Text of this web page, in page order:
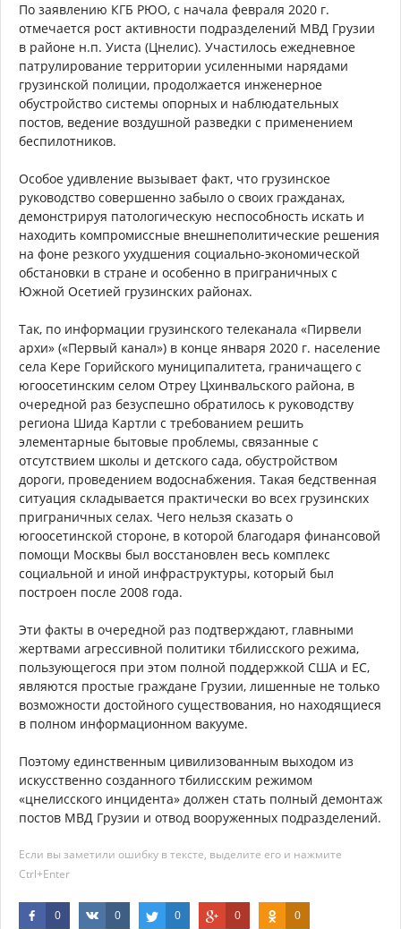
По заявлению КГБ РЮО, с начала февраля 2020 г.
отмечается рост активности подразделений МВД Грузии
в районе н.п. Уиста (Цнелис). Участилось ежедневное
патрулирование территории усиленными нарядами
грузинской полиции, продолжается инженерное
обустройство системы опорных и наблюдательных
постов, ведение воздушной разведки с применением
беспилотников.
Особое удивление вызывает факт, что грузинское
руководство совершенно забыло о своих гражданах,
демонстрируя патологическую неспособность искать и
находить компромиссные внешнеполитические решения
на фоне резкого ухудшения социально-экономической
обстановки в стране и особенно в приграничных с
Южной Осетией грузинских районах.
Так, по информации грузинского телеканала «Пирвели
архи» («Первый канал») в конце января 2020 г. население
села Кере Горийского муниципалитета, граничащего с
югоосетинским селом Отреу Цхинвальского района, в
очередной раз безуспешно обратилось к руководству
региона Шида Картли с требованием решить
элементарные бытовые проблемы, связанные с
отсутствием школы и детского сада, обустройством
дороги, проведением водоснабжения. Такая бедственная
ситуация складывается практически во всех грузинских
приграничных селах. Чего нельзя сказать о
югоосетинской стороне, в которой благодаря финансовой
помощи Москвы был восстановлен весь комплекс
социальной и иной инфраструктуры, который был
построен после 2008 года.
Эти факты в очередной раз подтверждают, главными
жертвами агрессивной политики тбилисского режима,
пользующегося при этом полной поддержкой США и ЕС,
являются простые граждане Грузии, лишенные не только
возможности достойного существования, но находящиеся
в полном информационном вакууме.
Поэтому единственным цивилизованным выходом из
искусственно созданного тбилисским режимом
«цнелисского инцидента» должен стать полный демонтаж
постов МВД Грузии и отвод вооруженных подразделений.
Если вы заметили ошибку в тексте, выделите его и нажмите
Ctrl+Enter
0 0 0 0 0